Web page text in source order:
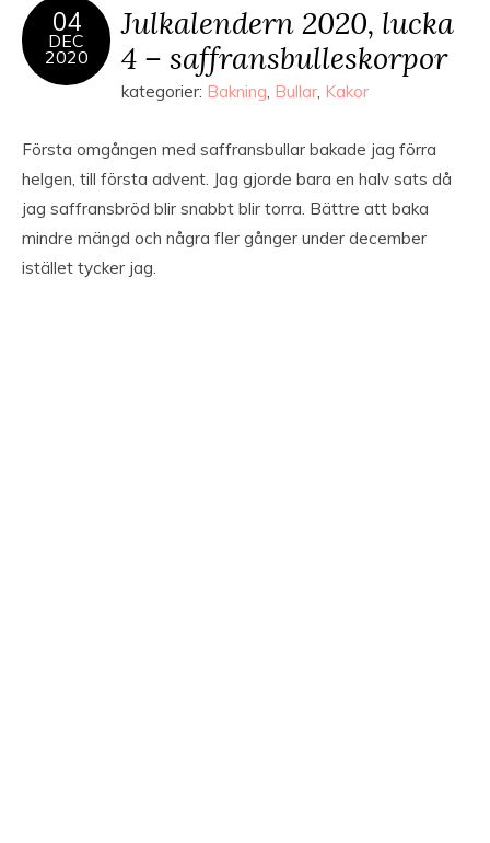
04
DEC
2020
Julkalendern 2020, lucka
4 – saffransbulleskorpor
kategorier: Bakning, Bullar, Kakor
Första omgången med saffransbullar bakade jag förra
helgen, till första advent. Jag gjorde bara en halv sats då
jag saffransbröd blir snabbt blir torra. Bättre att baka
mindre mängd och några fler gånger under december
istället tycker jag.